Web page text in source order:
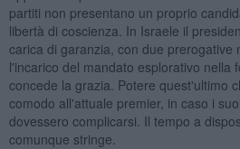
partiti non presentano un proprio
libertà di coscienza. In Israele il
carica di garanzia, con due prerogative
l'incarico del mandato esplorativo nella
concede la grazia. Potere quest'ultimo
comodo all'attuale premier, in caso i
dovessero complicarsi. Il tempo a
comunque stringe.